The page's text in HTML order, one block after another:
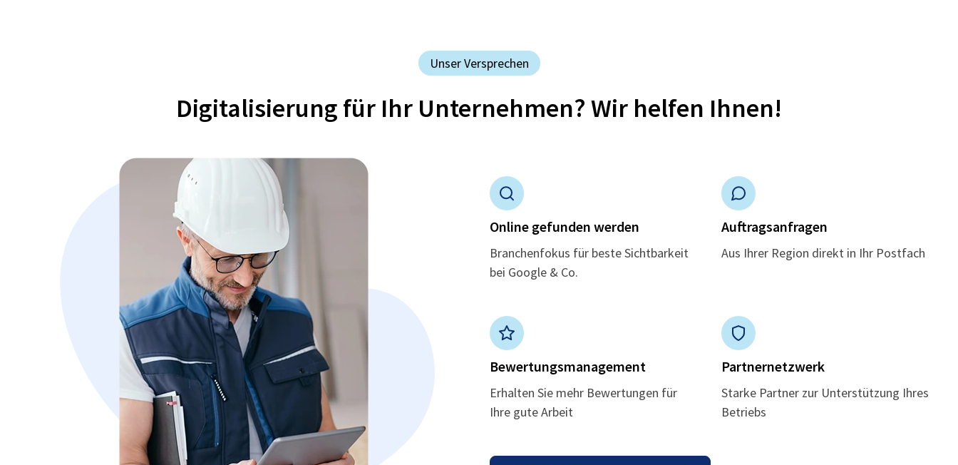
Unser Versprechen
Digitalisierung für Ihr Unternehmen? Wir helfen Ihnen!
Online gefunden werden
Branchenfokus für beste Sichtbarkeit
bei Google & Co.
Auftragsanfragen
Aus Ihrer Region direkt in Ihr Postfach
Bewertungsmanagement
Erhalten Sie mehr Bewertungen für
Ihre gute Arbeit
Partnernetzwerk
Starke Partner zur Unterstützung Ihres
Betriebs